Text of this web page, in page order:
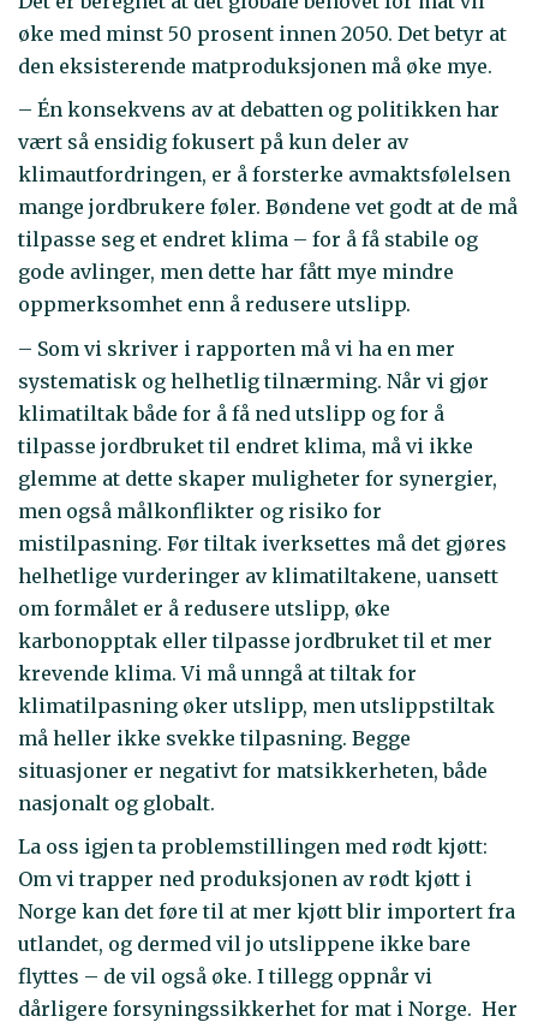
øke med minst 50 prosent innen 2050. Det betyr at
den eksisterende matproduksjonen må øke mye.
– Én konsekvens av at debatten og politikken har
vært så ensidig fokusert på kun deler av
klimautfordringen, er å forsterke avmaktsfølelsen
mange jordbrukere føler. Bøndene vet godt at de må
tilpasse seg et endret klima – for å få stabile og
gode avlinger, men dette har fått mye mindre
oppmerksomhet enn å redusere utslipp.
– Som vi skriver i rapporten må vi ha en mer
systematisk og helhetlig tilnærming. Når vi gjør
klimatiltak både for å få ned utslipp og for å
tilpasse jordbruket til endret klima, må vi ikke
glemme at dette skaper muligheter for synergier,
men også målkonflikter og risiko for
mistilpasning. Før tiltak iverksettes må det gjøres
helhetlige vurderinger av klimatiltakene, uansett
om formålet er å redusere utslipp, øke
karbonopptak eller tilpasse jordbruket til et mer
krevende klima. Vi må unngå at tiltak for
klimatilpasning øker utslipp, men utslippstiltak
må heller ikke svekke tilpasning. Begge
situasjoner er negativt for matsikkerheten, både
nasjonalt og globalt.
La oss igjen ta problemstillingen med rødt kjøtt:
Om vi trapper ned produksjonen av rødt kjøtt i
Norge kan det føre til at mer kjøtt blir importert fra
utlandet, og dermed vil jo utslippene ikke bare
flyttes – de vil også øke. I tillegg oppnår vi
dårligere forsyningssikkerhet for mat i Norge. Her